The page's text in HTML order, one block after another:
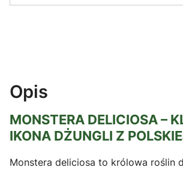
Opis
MONSTERA DELICIOSA –
IKONA DŻUNGLI Z
Monstera deliciosa to królowa roślin